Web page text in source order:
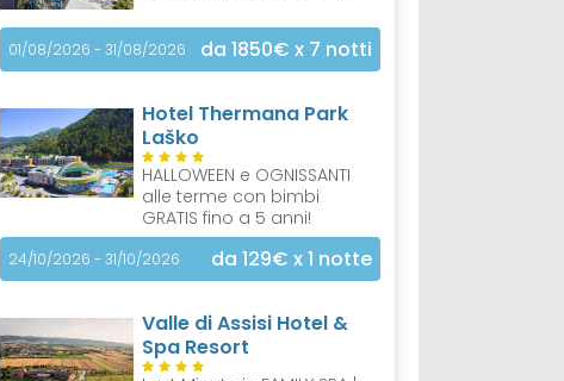
01/08/2026 - 31/08/2026 da 1850€ x 7 notti
Hotel Thermana Park
Laško
HALLOWEEN e OGNISSANTI
alle terme con bimbi
GRATIS fino a 5 anni!
24/10/2026 - 31/10/2026 da 129€ x 1 notte
Valle di Assisi Hotel &
Spa Resort